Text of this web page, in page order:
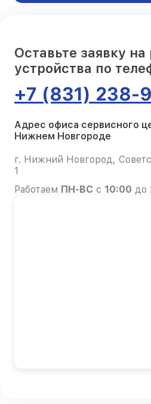
Оставьте заявку
устройства по
+7 (831) 238-
Адрес офиса сервисного
Нижнем Новгороде
г. Нижний Новгород,
1
Работаем ПН-ВС с 10:00 до